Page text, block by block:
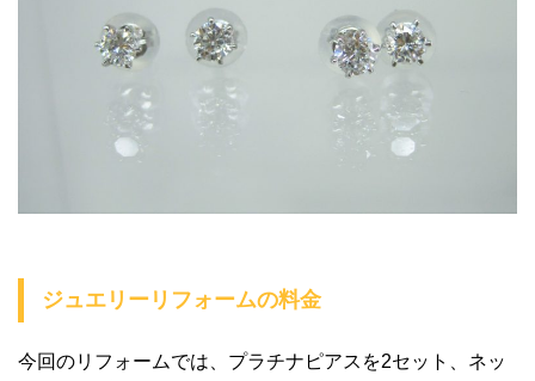
ジュエリーリフォームの料金
今回のリフォームでは、プラチナピアスを2セット、ネッ